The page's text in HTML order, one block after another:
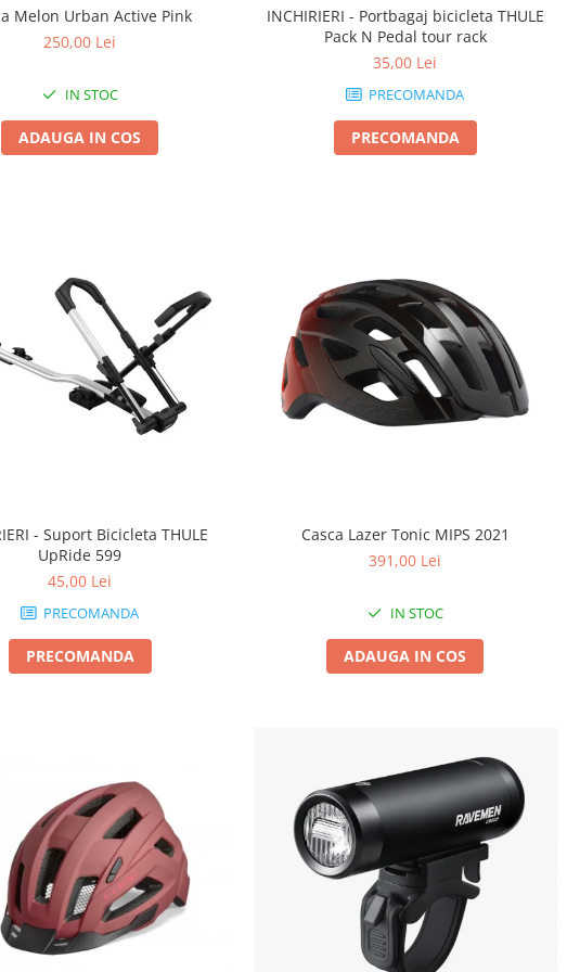
Melon Urban Active Pink
250,00 Lei
IN STOC
ADAUGA IN COS
INCHIRIERI - Portbagaj bicicleta THULE
Pack N Pedal tour rack
35,00 Lei
PRECOMANDA
PRECOMANDA
- Suport Bicicleta THULE
UpRide 599
45,00 Lei
PRECOMANDA
PRECOMANDA
Casca Lazer Tonic MIPS 2021
391,00 Lei
IN STOC
ADAUGA IN COS